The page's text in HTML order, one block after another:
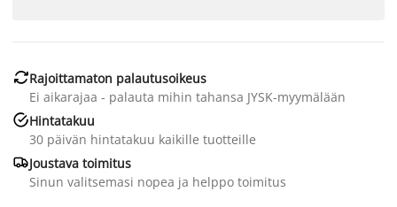
Rajoittamaton palautusoikeus
Ei aikarajaa - palauta mihin tahansa JYSK-myymälään
Hintatakuu
30 päivän hintatakuu kaikille tuotteille
Joustava toimitus
Sinun valitsemasi nopea ja helppo toimitus